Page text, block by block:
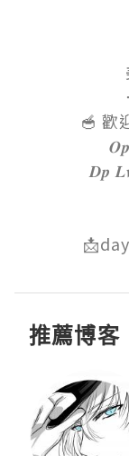
🥣 歡
𝑫𝒑
推薦博客